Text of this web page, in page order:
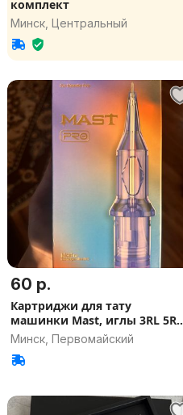
комплект
Минск, Центральный
60 р.
Картриджи для тату
машинки Mast, иглы 3RL 5RL
7RL
Минск, Первомайский